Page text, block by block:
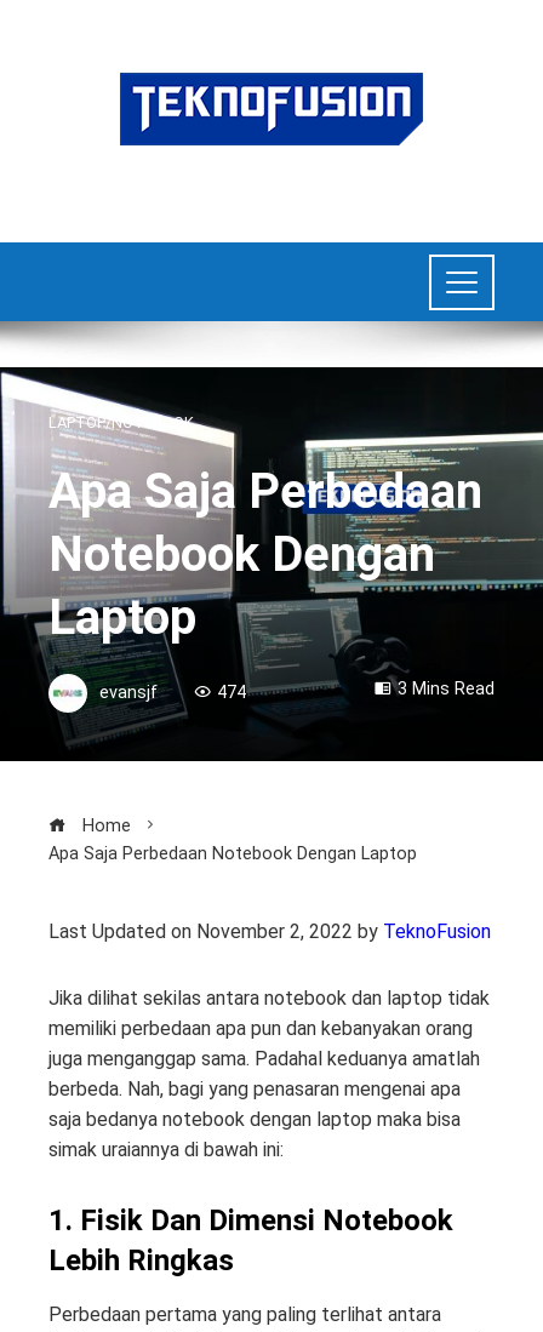
LAPTOP/NOTEBOOK
Apa Saja Perbedaan
Notebook Dengan
Laptop
evansjf 474 3 Mins Read
Home
Apa Saja Perbedaan Notebook Dengan Laptop
Last Updated on November 2, 2022 by TeknoFusion
Jika dilihat sekilas antara notebook dan laptop tidak
memiliki perbedaan apa pun dan kebanyakan orang
juga menganggap sama. Padahal keduanya amatlah
berbeda. Nah, bagi yang penasaran mengenai apa
saja bedanya notebook dengan laptop maka bisa
simak uraiannya di bawah ini:
1. Fisik Dan Dimensi Notebook
Lebih Ringkas
Perbedaan pertama yang paling terlihat antara